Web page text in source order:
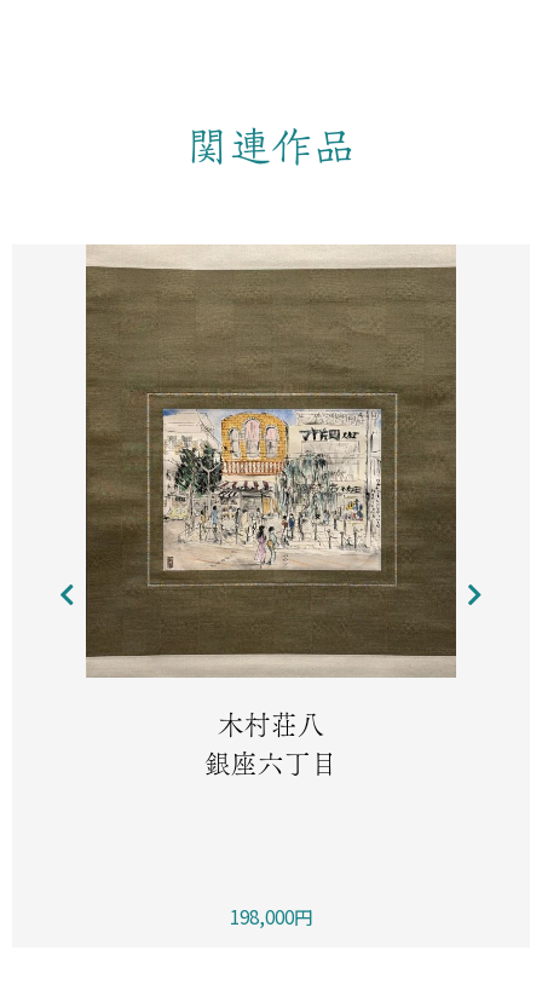
関連作品
木村荘八
銀座六丁目
198,000円